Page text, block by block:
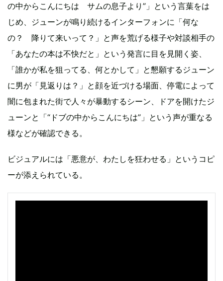
の中からこんにちは サムの息子より”」という言葉をは
じめ、ジューンが鳴り続けるインターフォンに「何な
の？ 降りて来いって？」と声を荒げる様子や対談相手の
「あなたの本は不快だと」という発言に目を見開く姿、
「誰かが私を狙ってる、何とかして」と懇願するジューン
に男が「見返りは？」と顔を近づける場面、停電によって
闇に包まれた街で人々が暴動するシーン、ドアを開けたジ
ューンと「“ドブの中からこんにちは”」という声が重なる
様などが確認できる。
ビジュアルには「悪意が、わたしを狂わせる」というコピ
ーが添えられている。